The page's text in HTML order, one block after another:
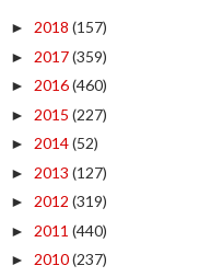
► 2018 (157)
► 2017(359)
► 2016(460)
► 2015 (227)
► 2014(52)
► 2013 (127)
► 2012 (319)
► 2011 (440)
► 2010(237)